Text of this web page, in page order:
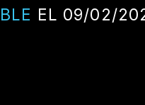
EL 09/02/